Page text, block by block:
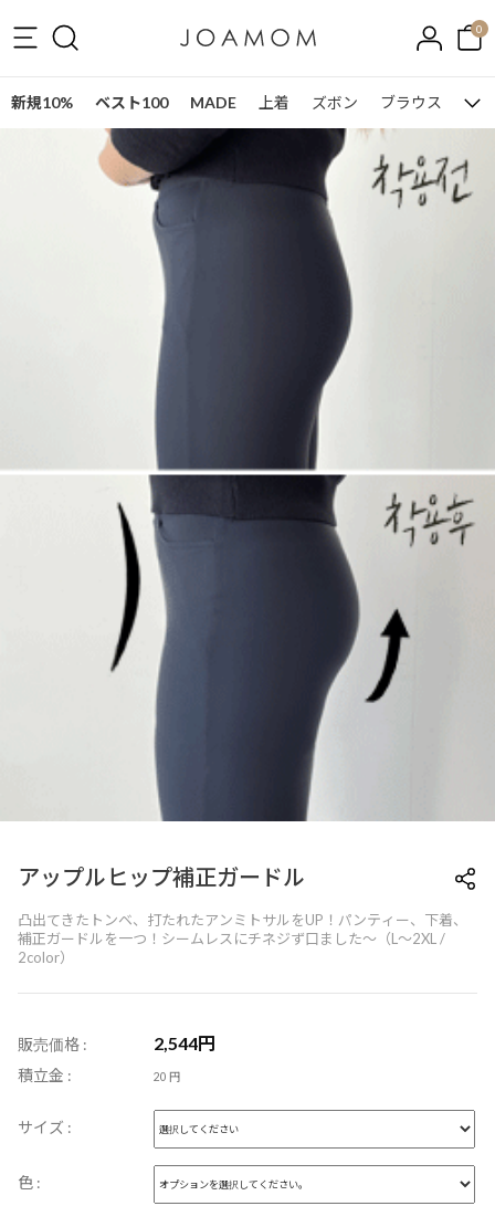
0
新規10% ベスト100 MADE 上着 ズボン ブラウス ワ
アップルヒップ補正ガードル
凸出てきたトンベ、打たれたアンミトサルをUP！パンティー、下着、
補正ガードルを一つ！シームレスにチネジず口ました〜（L〜2XL /
2color）
販売価格 : 2,544円
積立金 : 20 円
サイズ :
色 :